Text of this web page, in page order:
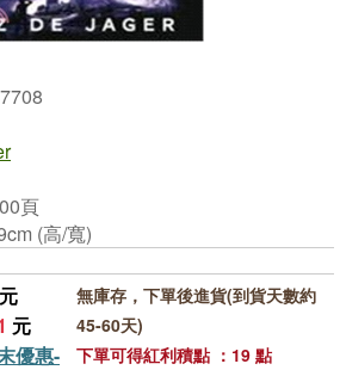
頁
(高/寬)
元
優惠-
無庫存，下單後進貨(到貨天數約
45-60天)
下單可得紅利積點 ：19 點